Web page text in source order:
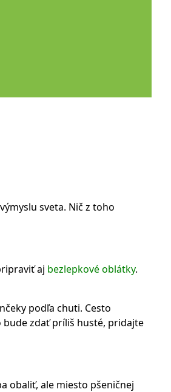
sveta. Nič z toho
aj bezlepkové oblátky.
podľa chuti. Cesto
bude zdať príliš husté, pridajte
obaliť, ale miesto pšeničnej